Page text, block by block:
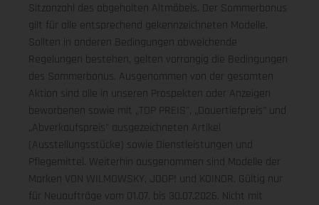
Sitzanzahl des abgeholten Altmöbels. Der Sommerbonus
gilt für alle entsprechend gekennzeichneten Modelle.
Sollten in anderen Bedingungen abweichende
Regelungen bestehen, gelten vorrangig die Bedingungen
des Sommerbonus. Ausgenommen von der gesamten
Aktion sind alle in unseren Prospekten oder Anzeigen
beworbenen sowie mit „TOP PREIS", „Dauertiefpreis" und
„Abverkaufspreis" ausgezeichneten Artikel
(Ausstellungsstücke) sowie Dienstleistungen und
Pflegemittel. Weiterhin ausgenommen sind Modelle der
Marken VON WILMOWSKY, JOOP! und KOINOR. Gültig nur
für Neuaufträge vom 01.07. bis 30.07.2026. Nicht mit